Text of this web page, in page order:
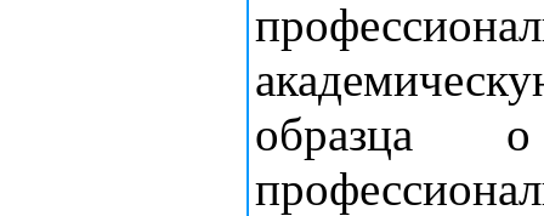
образца